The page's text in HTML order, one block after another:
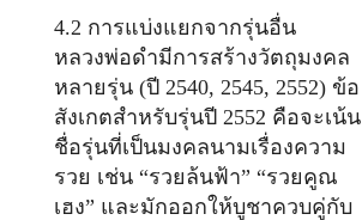
4.2 การแบ่งแยกจากรุ่นอื่น
หลวงพ่อดำมีการสร้างวัตถุมงคล
หลายรุ่น (ปี 2540, 2545, 2552) ข้อ
สังเกตสำหรับรุ่นปี 2552 คือจะเน้น
ชื่อรุ่นที่เป็นมงคลนามเรื่องความ
รวย เช่น “รวยล้นฟ้า” “รวยคูณ
เฮง” และมักออกให้บูชาควบคู่กับ